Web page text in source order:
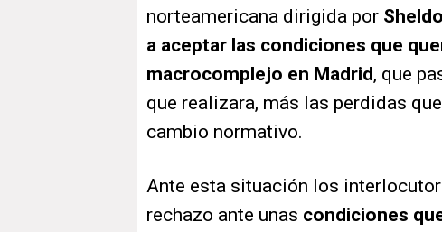
norteamericana dirigida por
a aceptar las condiciones que
macrocomplejo en Madrid, que
que realizara, más las perdidas
cambio normativo.
Ante esta situación los
rechazo ante unas condiciones